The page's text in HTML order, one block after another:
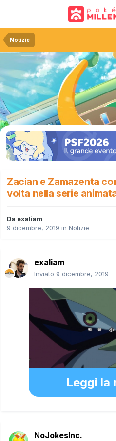
Notizie
Zacian e Zamazenta
volta nella serie
Da exaliam
9 dicembre, 2019 in Notizie
exaliam
Inviato 9 dicembre, 2019
Leggi la
NoJokesInc.